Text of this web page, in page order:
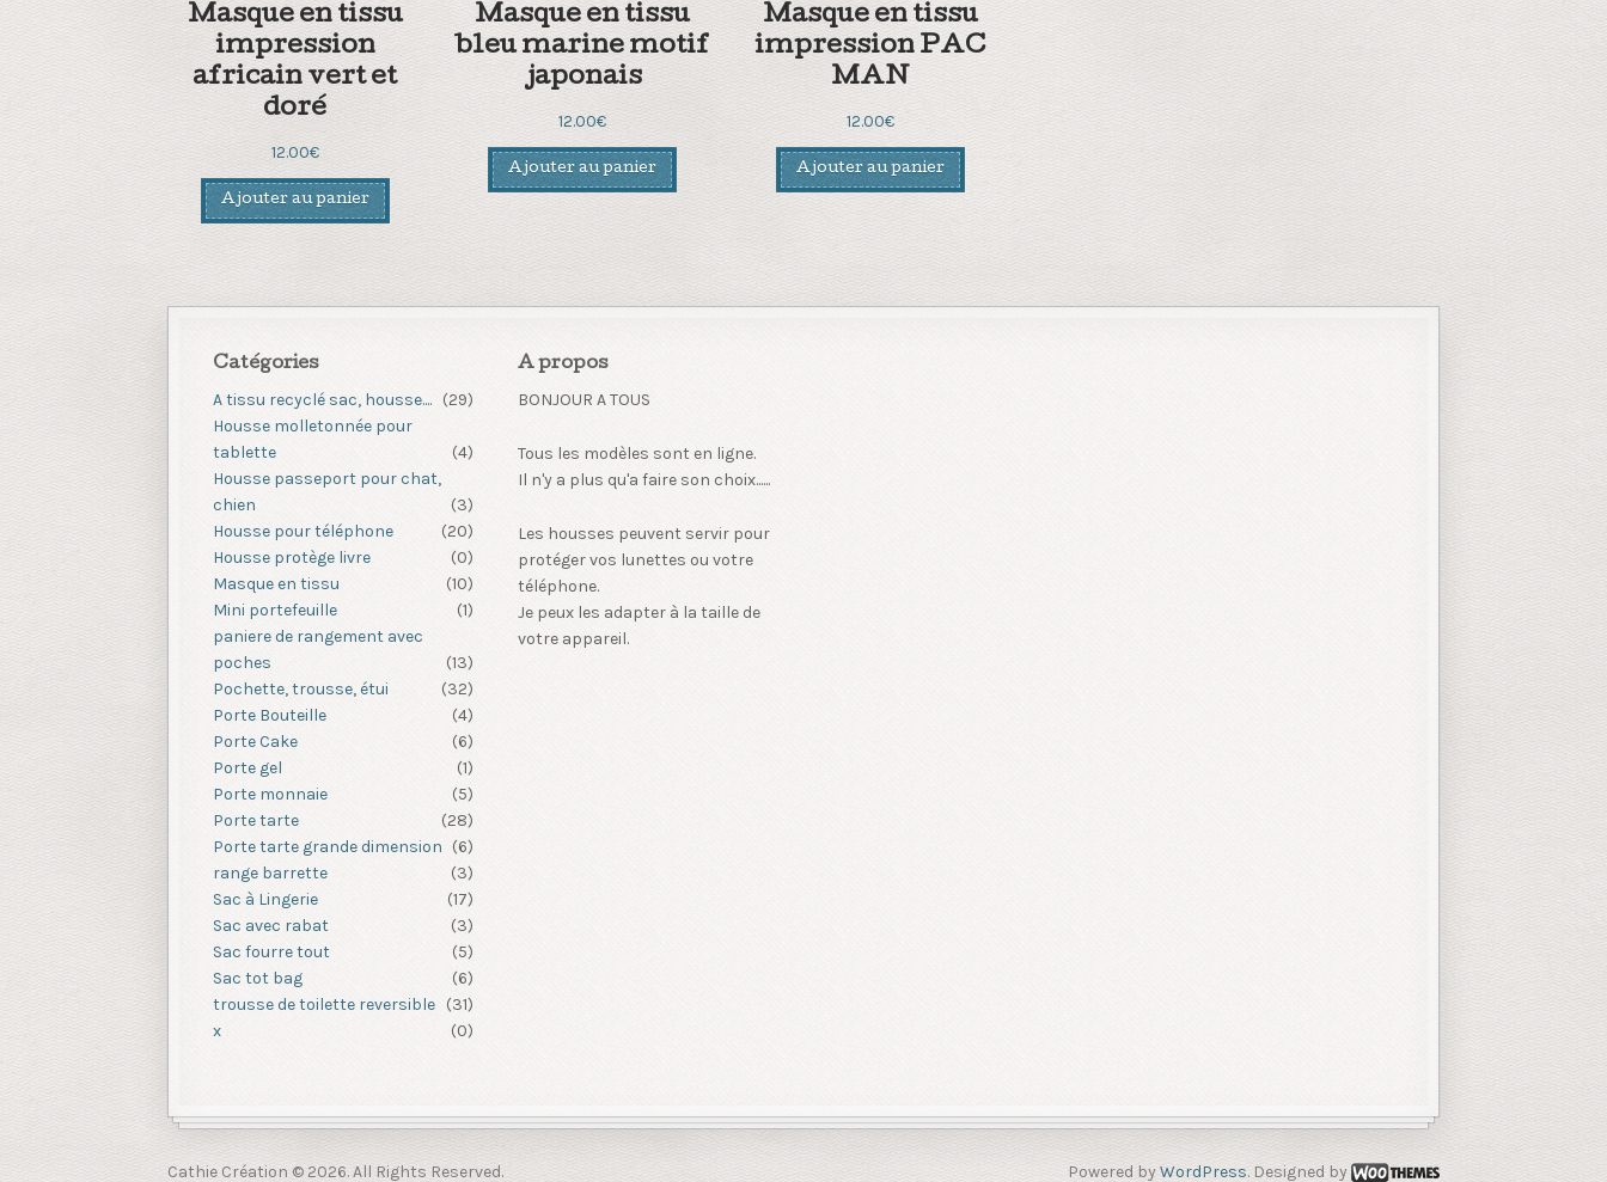
Masque en tissu
impression
africain vert et
doré
12.00€
Ajouter au panier
Masque en tissu
bleu marine motif
japonais
12.00€
Ajouter au panier
Masque en tissu
impression PAC
MAN
12.00€
Ajouter au panier
Catégories
A tissu recyclé sac, housse....
(29)
Housse molletonnée pour
tablette
(4)
Housse passeport pour chat,
chien
(3)
Housse pour téléphone
(20)
Housse protège livre
(0)
Masque en tissu
(10)
Mini portefeuille
(1)
paniere de rangement avec
poches
(13)
Pochette, trousse, étui
(32)
Porte Bouteille
(4)
Porte Cake
(6)
Porte gel
(1)
Porte monnaie
(5)
Porte tarte
(28)
Porte tarte grande dimension (6)
range barrette
(3)
Sac à Lingerie
(17)
Sac avec rabat
(3)
Sac fourre tout
(5)
Sac tot bag
(6)
trousse de toilette reversible
(31)
x
(0)
A propos
BONJOUR A TOUS
Tous les modèles sont en ligne.
Il n'y a plus qu'a faire son choix......
Les housses peuvent servir pour
protéger vos lunettes ou votre
téléphone.
Je peux les adapter à la taille de
votre appareil.
Cathie Création © 2026. All Rights Reserved. Powered byWordPress. Designed by